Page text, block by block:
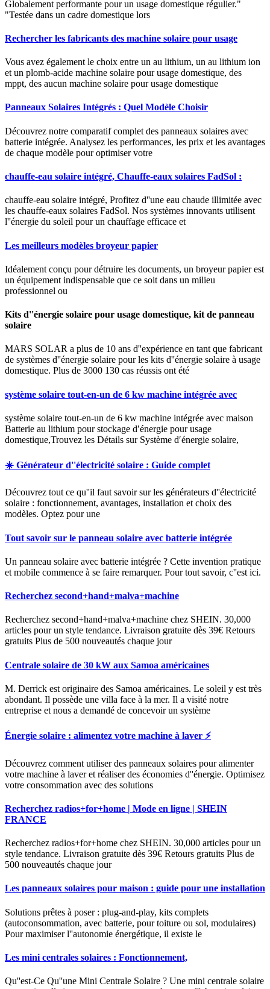
Globalement performante pour un usage domestique régulier."
"Testée dans un cadre domestique lors
Rechercher les fabricants des machine solaire pour usage
Vous avez également le choix entre un au lithium, un au lithium ion
et un plomb-acide machine solaire pour usage domestique, des
mppt, des aucun machine solaire pour usage domestique
Panneaux Solaires Intégrés : Quel Modèle Choisir
Découvrez notre comparatif complet des panneaux solaires avec
batterie intégrée. Analysez les performances, les prix et les avantages
de chaque modèle pour optimiser votre
chauffe-eau solaire intégré, Chauffe-eaux solaires FadSol :
chauffe-eau solaire intégré, Profitez d''une eau chaude illimitée avec
les chauffe-eaux solaires FadSol. Nos systèmes innovants utilisent
l''énergie du soleil pour un chauffage efficace et
Les meilleurs modèles broyeur papier
Idéalement conçu pour détruire les documents, un broyeur papier est
un équipement indispensable que ce soit dans un milieu
professionnel ou
Kits d''énergie solaire pour usage domestique, kit de panneau
solaire
MARS SOLAR a plus de 10 ans d''expérience en tant que fabricant
de systèmes d''énergie solaire pour les kits d''énergie solaire à usage
domestique. Plus de 3000 130 cas réussis ont été
système solaire tout-en-un de 6 kw machine intégrée avec
système solaire tout-en-un de 6 kw machine intégrée avec maison
Batterie au lithium pour stockage d′énergie pour usage
domestique,Trouvez les Détails sur Système d′énergie solaire,
☀️ Générateur d''électricité solaire : Guide complet
Découvrez tout ce qu''il faut savoir sur les générateurs d''électricité
solaire : fonctionnement, avantages, installation et choix des
modèles. Optez pour une
Tout savoir sur le panneau solaire avec batterie intégrée
Un panneau solaire avec batterie intégrée ? Cette invention pratique
et mobile commence à se faire remarquer. Pour tout savoir, c''est ici.
Recherchez second+hand+malva+machine
Recherchez second+hand+malva+machine chez SHEIN. 30,000
articles pour un style tendance. Livraison gratuite dès 39€ Retours
gratuits Plus de 500 nouveautés chaque jour
Centrale solaire de 30 kW aux Samoa américaines
M. Derrick est originaire des Samoa américaines. Le soleil y est très
abondant. Il possède une villa face à la mer. Il a visité notre
entreprise et nous a demandé de concevoir un système
Énergie solaire : alimentez votre machine à laver ⚡
Découvrez comment utiliser des panneaux solaires pour alimenter
votre machine à laver et réaliser des économies d''énergie. Optimisez
votre consommation avec des solutions
Recherchez radios+for+home | Mode en ligne | SHEIN
FRANCE
Recherchez radios+for+home chez SHEIN. 30,000 articles pour un
style tendance. Livraison gratuite dès 39€ Retours gratuits Plus de
500 nouveautés chaque jour
Les panneaux solaires pour maison : guide pour une installation
Solutions prêtes à poser : plug-and-play, kits complets
(autoconsommation, avec batterie, pour toiture ou sol, modulaires)
Pour maximiser l''autonomie énergétique, il existe le
Les mini centrales solaires : Fonctionnement,
Qu''est-Ce Qu''une Mini Centrale Solaire ? Une mini centrale solaire